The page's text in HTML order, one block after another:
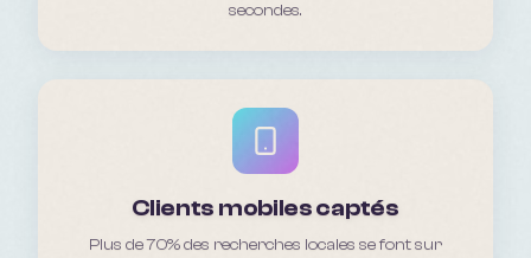
secondes.
Clients mobiles captés
Plus de 70% des recherches locales se font sur